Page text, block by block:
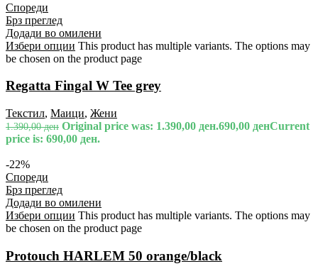
Спореди
Брз преглед
Додади во омилени
Избери опции This product has multiple variants. The options may
be chosen on the product page
Regatta Fingal W Tee grey
Текстил, Маици, Жени
1.390,00ден Original price was: 1.390,00 ден.690,00 денCurrent
price is: 690,00 ден.
-22%
Спореди
Брз преглед
Додади во омилени
Избери опции This product has multiple variants. The options may
be chosen on the product page
Protouch HARLEM 50 orange/black